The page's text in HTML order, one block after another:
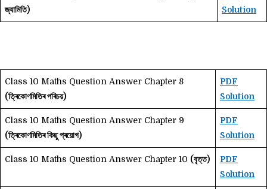
জ্যামিতি)
Solution
Class 10 Maths Question Answer Chapter 8
(ত্ৰিকোণমিতিৰ পৰিচয়)
PDF
Solution
Class 10 Maths Question Answer Chapter 9
(ত্ৰিকোণমিতিৰ কিছু প্ৰয়োগ)
PDF
Solution
Class 10 Maths Question Answer Chapter 10 (বৃত্ত)
PDF
Solution